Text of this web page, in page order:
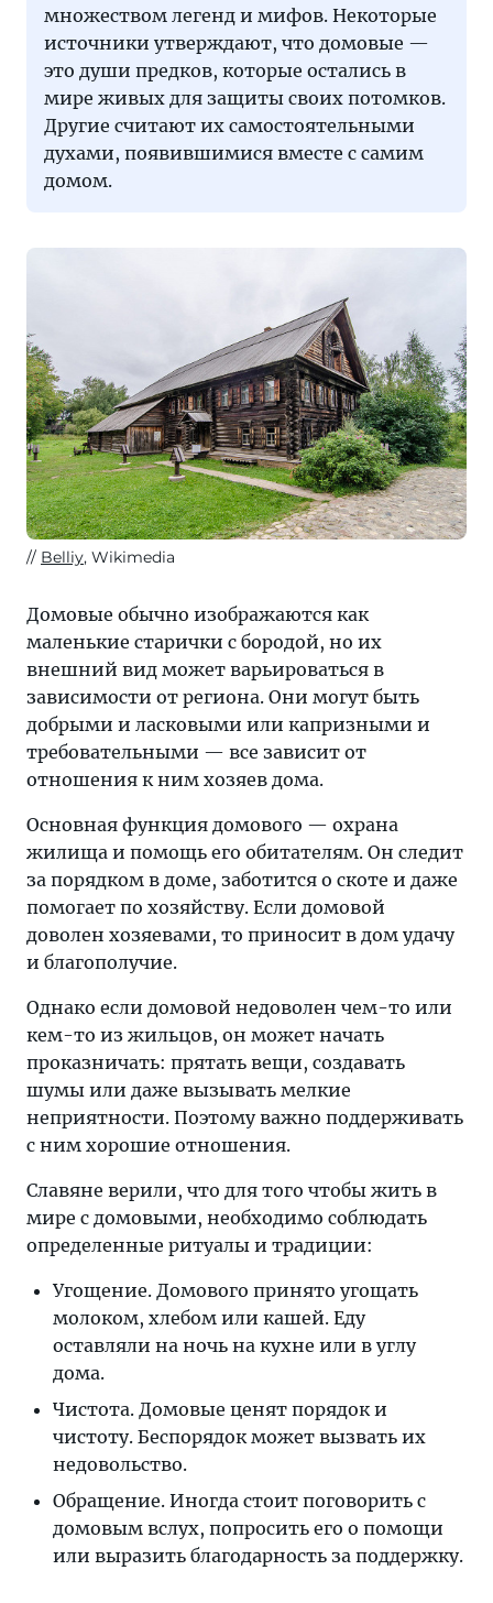
множеством легенд и мифов. Некоторые
источники утверждают, что домовые —
это души предков, которые остались в
мире живых для защиты своих потомков.
Другие считают их самостоятельными
духами, появившимися вместе с самим
домом.
Belliy, Wikimedia
Домовые обычно изображаются как
маленькие старички с бородой, но их
внешний вид может варьироваться в
зависимости от региона. Они могут быть
добрыми и ласковыми или капризными и
требовательными — все зависит от
отношения к ним хозяев дома.
Основная функция домового — охрана
жилища и помощь его обитателям. Он следит
за порядком в доме, заботится о скоте и даже
помогает по хозяйству. Если домовой
доволен хозяевами, то приносит в дом удачу
и благополучие.
Однако если домовой недоволен чем-то или
кем-то из жильцов, он может начать
проказничать: прятать вещи, создавать
шумы или даже вызывать мелкие
неприятности. Поэтому важно поддерживать
с ним хорошие отношения.
Славяне верили, что для того чтобы жить в
мире с домовыми, необходимо соблюдать
определенные ритуалы и традиции:
Угощение. Домового принято угощать
молоком, хлебом или кашей. Еду
оставляли на ночь на кухне или в углу
дома.
Чистота. Домовые ценят порядок и
чистоту. Беспорядок может вызвать их
недовольство.
Обращение. Иногда стоит поговорить с
домовым вслух, попросить его о помощи
или выразить благодарность за поддержку.